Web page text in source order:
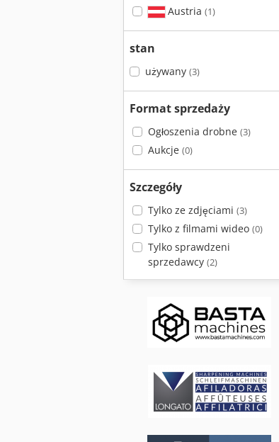
Austria (1)
stan
używany (3)
Format sprzedaży
Ogłoszenia drobne (3)
Aukcje (0)
Szczegóły
Tylko ze zdjęciami (3)
Tylko z filmami wideo (0)
Tylko sprawdzeni
sprzedawcy (2)